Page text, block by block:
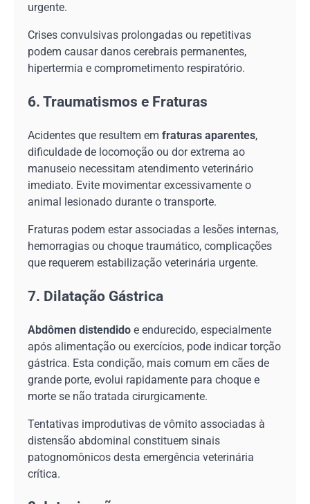
urgente.
Crises convulsivas prolongadas ou repetitivas
podem causar danos cerebrais permanentes,
hipertermia e comprometimento respiratório.
6. Traumatismos e Fraturas
Acidentes que resultem em fraturas aparentes,
dificuldade de locomoção ou dor extrema ao
manuseio necessitam atendimento veterinário
imediato. Evite movimentar excessivamente o
animal lesionado durante o transporte.
Fraturas podem estar associadas a lesões internas,
hemorragias ou choque traumático, complicações
que requerem estabilização veterinária urgente.
7. Dilatação Gástrica
Abdômen distendido e endurecido, especialmente
após alimentação ou exercícios, pode indicar torção
gástrica. Esta condição, mais comum em cães de
grande porte, evolui rapidamente para choque e
morte se não tratada cirurgicamente.
Tentativas improdutivas de vômito associadas à
distensão abdominal constituem sinais
patognomônicos desta emergência veterinária
crítica.